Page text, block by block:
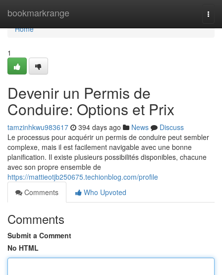
bookmarkrange
Home
Home
1
Devenir un Permis de
Conduire: Options et Prix
tamzinhkwu983617 394 days ago News
Discuss
Le processus pour acquérir un permis de conduire peut sembler
complexe, mais il est facilement navigable avec une bonne
planification. Il existe plusieurs possibilités disponibles, chacune
avec son propre ensemble de
https://mattieotjb250675.techionblog.com/profile
Comments
Who Upvoted
Comments
Submit a Comment
No HTML